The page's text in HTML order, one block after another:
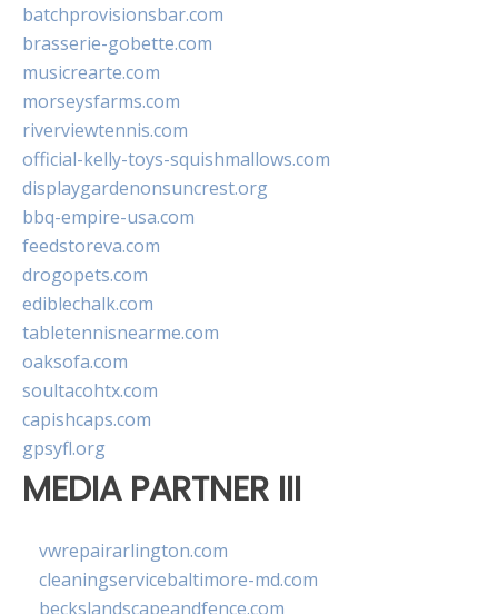
batchprovisionsbar.com
brasserie-gobette.com
musicrearte.com
morseysfarms.com
riverviewtennis.com
official-kelly-toys-squishmallows.com
displaygardenonsuncrest.org
bbq-empire-usa.com
feedstoreva.com
drogopets.com
ediblechalk.com
tabletennisnearme.com
oaksofa.com
soultacohtx.com
capishcaps.com
gpsyfl.org
MEDIA PARTNER III
vwrepairarlington.com
cleaningservicebaltimore-md.com
beckslandscapeandfence.com